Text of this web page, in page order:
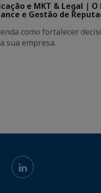
e MKT & Legal | O
e Gestão de
como fortalecer
sua empresa.